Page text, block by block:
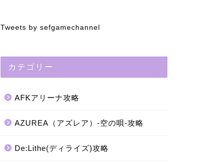
Tweets by sefgamechannel
カテゴリー
AFKアリーナ攻略
AZUREA（アズレア）-空の唄-攻略
De:Lithe(ディライズ)攻略